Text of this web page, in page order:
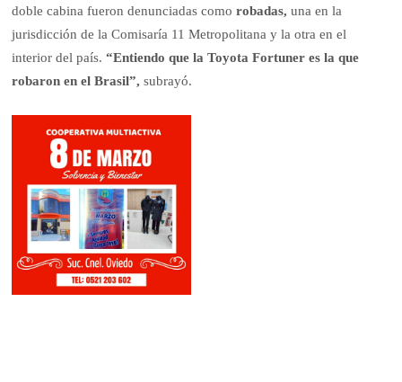
doble cabina fueron denunciadas comorobadas, una en la
jurisdicción de la Comisaría 11 Metropolitana y la otra en el
interior del país.“Entiendo que la Toyota Fortuner es la que
robaron en el Brasil”, subrayó.